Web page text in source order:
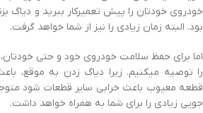
خودروی خودتان را پیش تعمیرکار ببرید و دیاگ
بود. البته زمان زیادی را نیز از شما خواهد گرفت.
اما برای حفظ سلامت خودروی خود و حتی
را توصیه میکنیم. زیرا دیاگ زدن به موقع،
قطعه معیوب باعث خرابی سایر قطعات شود
جویی زیادی را برای شما به همراه خواهد داشت.